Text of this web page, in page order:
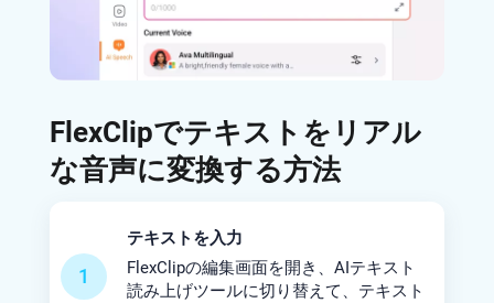
FlexClipでテキストをリアル
な音声に変換する方法
1
テキストを入力
FlexClipの編集画面を開き、AIテキスト
読み上げツールに切り替えて、テキスト